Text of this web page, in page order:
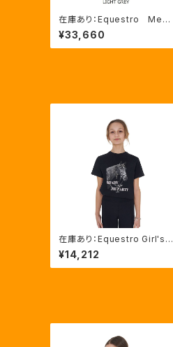
在庫あり：Equestro Me
n’S高機能サマーキュロット
（ニーグリップ）LIGHT GRE
Y,WHITE,OXFORD TAN 3
¥33,660
在庫あり：Equestro Girl's
Ready To The Party Ｔシ
ャツ ラインストーンTシャツ（E
TKA00249）
¥14,212